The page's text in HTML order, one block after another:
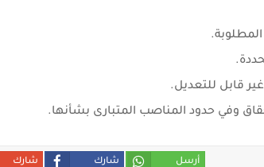
قابل للتعديل.
وفي حدود المناصب المتبارى بشأنها.
شارك شارك أرسل